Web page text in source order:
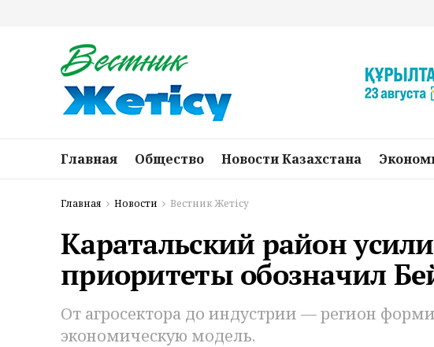
Главная Общество Новости Казахстана
Главная Новости Вестник Жетісу
Каратальский район
приоритеты обозначил
От агросектора до индустрии — регион
экономическую модель.